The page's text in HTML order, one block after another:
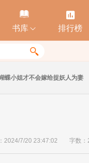

书库 

排行榜

蝶小姐才不会嫁给捉妖人为妻
2024/7/20 23:47:02 字数